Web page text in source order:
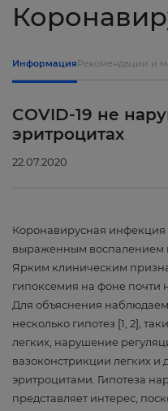
ИнформацияРекомендации и
COVID-19 не
эритроцитах
22.07.2020
Коронавирусная инфекция
выраженным воспалением
Ярким клиническим
гипоксемия на фоне почти
Для объяснения
несколько гипотез [1, 2],
легких, нарушение
вазоконстрикции легких и
эритроцитами. Гипотеза
представляет интерес,